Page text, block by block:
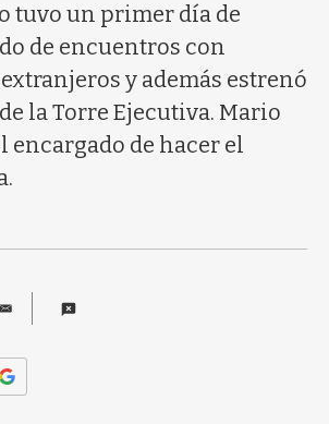
tuvo un primer día de
de encuentros con
y además estrenó
la Torre Ejecutiva. Mario
encargado de hacer el
E
i
l